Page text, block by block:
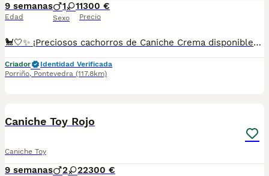
9 semanas
Edad
1 1
Sexo
1300 €
Precio
🐩🤍✨ ¡Preciosos cachorros de Caniche Crema disponibles! 🐾💕 Con su precioso manto color crema y su mirada encantadora, estos pequeños enamoran desde el primer momento. 🥰 Son cariñosos, inteligentes y muy juguetones, ideales para convertirse en un miembro más de la familia. 🏡❤️ 🌟 Cachorros llenos de dulzura, elegancia y personalidad. ✅ Criados con mucho cariño y dedicación. ✅ Se entregan con la edad adecuada. ✅ Desparasitados y con la documentación correspondiente según su edad. 📸 Fotos y vídeos disponibles por WhatsApp sin compromiso. 📲 **Más información:** 687482079 📍 Galicia, Madrid, Valencia, Barcelona, Sevilla, Almería, Pamplona.
Criador
Identidad Verificada
Porriño, Pontevedra (117.8km)
Caniche Toy Rojo
Caniche Toy
9 semanas 2 22300 €